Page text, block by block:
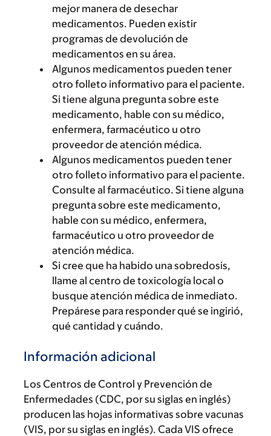
mejor manera de desechar
medicamentos. Pueden existir
programas de devolución de
medicamentos en su área.
Algunos medicamentos pueden tener
otro folleto informativo para el paciente.
Si tiene alguna pregunta sobre este
medicamento, hable con su médico,
enfermera, farmacéutico u otro
proveedor de atención médica.
Algunos medicamentos pueden tener
otro folleto informativo para el paciente.
Consulte al farmacéutico. Si tiene alguna
pregunta sobre este medicamento,
hable con su médico, enfermera,
farmacéutico u otro proveedor de
atención médica.
Si cree que ha habido una sobredosis,
llame al centro de toxicología local o
busque atención médica de inmediato.
Prepárese para responder qué se ingirió,
qué cantidad y cuándo.
Información adicional
Los Centros de Control y Prevención de
Enfermedades (CDC, por su siglas en inglés)
producen las hojas informativas sobre vacunas
(VIS, por su siglas en inglés). Cada VIS ofrece